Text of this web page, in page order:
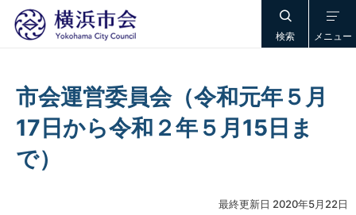
検索 メニュー
市会運営委員会（令和元年５月
17日から令和２年５月15日ま
で）
最終更新日 2020年5月22日